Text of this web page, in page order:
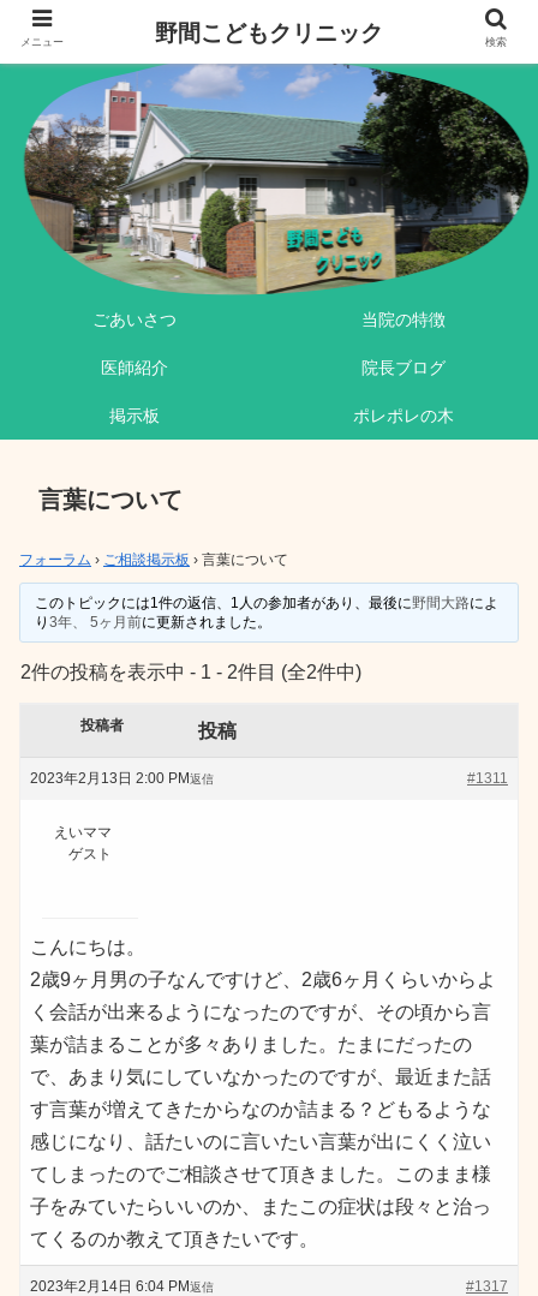
ごあいさつ 当院の特徴
医師紹介 院長ブログ
掲示板 ポレポレの木
言葉について
フォーラム › ご相談掲示板 › 言葉について
このトピックには1件の返信、1人の参加者があり、最後に野間大路によ
り 3年、 5ヶ月前に更新されました。
2件の投稿を表示中 - 1 - 2件目 (全2件中)
投稿者 投稿
2023年2月13日 2:00 PM #1311
返信
えいママ
ゲスト
こんにちは。
2歳9ヶ月男の子なんですけど、2歳6ヶ月くらいからよ
く会話が出来るようになったのですが、その頃から言
葉が詰まることが多々ありました。たまにだったの
で、あまり気にしていなかったのですが、最近また話
す言葉が増えてきたからなのか詰まる？どもるような
感じになり、話たいのに言いたい言葉が出にくく泣い
てしまったのでご相談させて頂きました。このまま様
子をみていたらいいのか、またこの症状は段々と治っ
てくるのか教えて頂きたいです。
2023年2月14日 6:04 PM #1317
返信
メニュー 野間こどもクリニック 検索